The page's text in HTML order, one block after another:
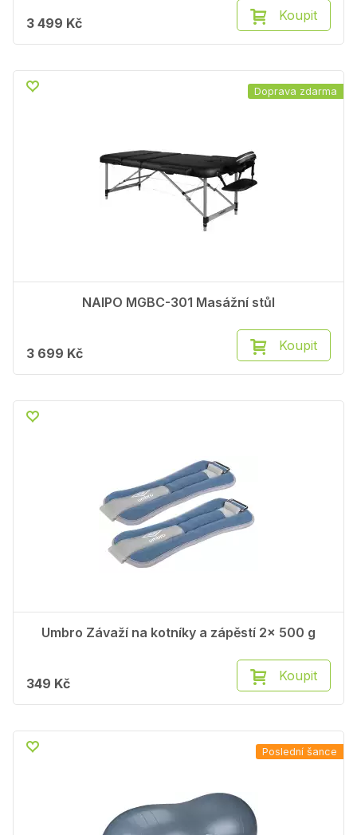
3 499 Kč Koupit
NAIPO MGBC-301 Masážní stůl
3 699 Kč Koupit
Doprava zdarma
Umbro Závaží na kotníky a zápěstí 2x 500 g
349 Kč Koupit
Poslední šance